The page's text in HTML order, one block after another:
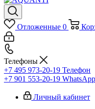
Отложенные 0
Телефоны
+7 495 973-20-19 Телефон
+7 901 553-20-19 WhatsApp
Личный кабинет